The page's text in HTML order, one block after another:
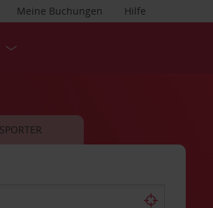
Hilfe
Meine Buchungen